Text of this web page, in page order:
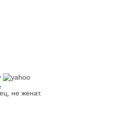
не женат.